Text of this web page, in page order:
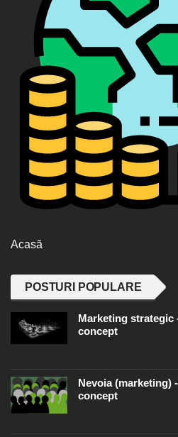
Acasă
POSTURI POPULARE
Marketing strategic
concept
Nevoia (marketing)
concept